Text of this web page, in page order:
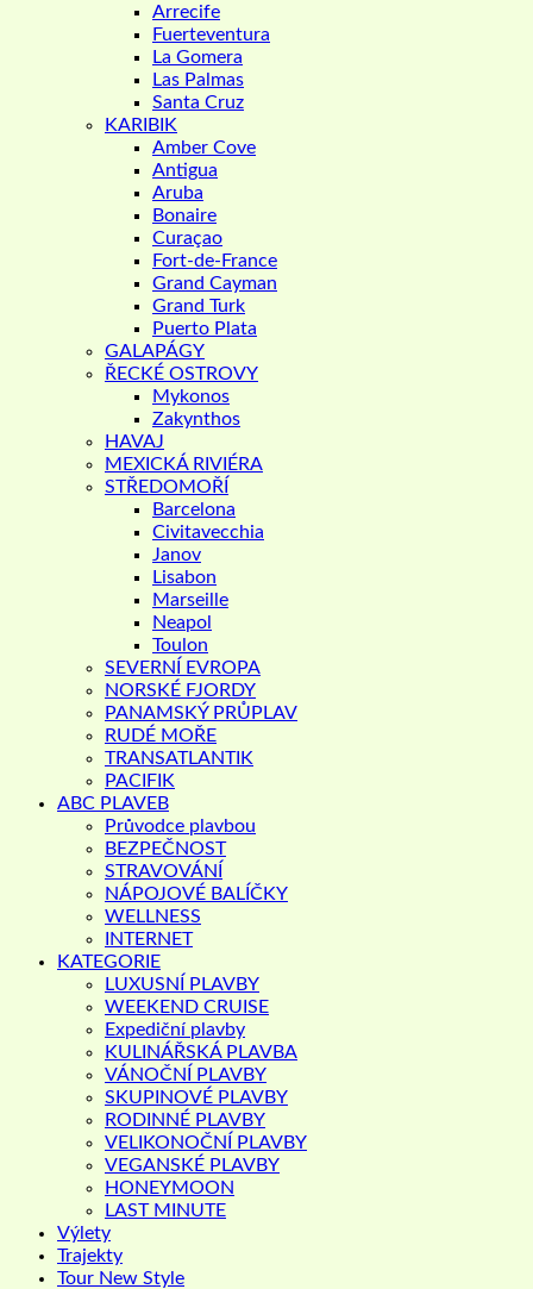
Arrecife
Fuerteventura
La Gomera
Las Palmas
Santa Cruz
KARIBIK
Amber Cove
Antigua
Aruba
Bonaire
Curaçao
Fort-de-France
Grand Cayman
Grand Turk
Puerto Plata
GALAPÁGY
ŘECKÉ OSTROVY
Mykonos
Zakynthos
HAVAJ
MEXICKÁ RIVIÉRA
STŘEDOMOŘÍ
Barcelona
Civitavecchia
Janov
Lisabon
Marseille
Neapol
Toulon
SEVERNÍ EVROPA
NORSKÉ FJORDY
PANAMSKÝ PRŮPLAV
RUDÉ MOŘE
TRANSATLANTIK
PACIFIK
ABC PLAVEB
Průvodce plavbou
BEZPEČNOST
STRAVOVÁNÍ
NÁPOJOVÉ BALÍČKY
WELLNESS
INTERNET
KATEGORIE
LUXUSNÍ PLAVBY
WEEKEND CRUISE
Expediční plavby
KULINÁŘSKÁ PLAVBA
VÁNOČNÍ PLAVBY
SKUPINOVÉ PLAVBY
RODINNÉ PLAVBY
VELIKONOČNÍ PLAVBY
VEGANSKÉ PLAVBY
HONEYMOON
LAST MINUTE
Výlety
Trajekty
Tour New Style